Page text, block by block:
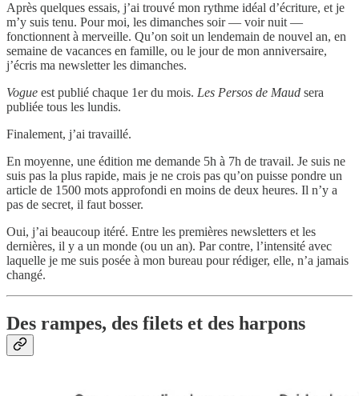
Après quelques essais, j’ai trouvé mon rythme idéal d’écriture, et je
m’y suis tenu. Pour moi, les dimanches soir — voir nuit —
fonctionnent à merveille. Qu’on soit un lendemain de nouvel an, en
semaine de vacances en famille, ou le jour de mon anniversaire,
j’écris ma newsletter les dimanches.
Vogue est publié chaque 1er du mois. Les Persos de Maud sera
publiée tous les lundis.
Finalement, j’ai travaillé.
En moyenne, une édition me demande 5h à 7h de travail. Je suis ne
suis pas la plus rapide, mais je ne crois pas qu’on puisse pondre un
article de 1500 mots approfondi en moins de deux heures. Il n’y a
pas de secret, il faut bosser.
Oui, j’ai beaucoup itéré. Entre les premières newsletters et les
dernières, il y a un monde (ou un an). Par contre, l’intensité avec
laquelle je me suis posée à mon bureau pour rédiger, elle, n’a jamais
changé.
Des rampes, des filets et des harpons